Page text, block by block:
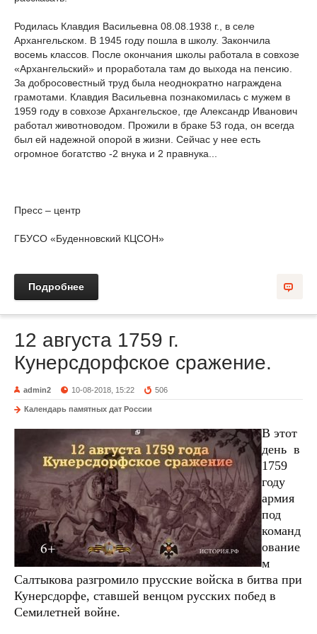
Родилась Клавдия Васильевна 08.08.1938 г., в селе
Архангельском. В 1945 году пошла в школу. Закончила
восемь классов. После окончания школы работала в совхозе
«Архангельский» и проработала там до выхода на пенсию.
За добросовестный труд была неоднократно награждена
грамотами. Клавдия Васильевна познакомилась с мужем в
1959 году в совхозе Архангельское, где Александр Иванович
работал животноводом. Прожили в браке 53 года, он всегда
был ей надежной опорой в жизни. Сейчас у нее есть
огромное богатство -2 внука и 2 правнука...
Пресс – центр
ГБУСО «Буденновский КЦСОН»
Подробнее
12 августа 1759 г.
Кунерсдорфское сражение.
admin2 10-08-2018, 15:22 506
Календарь памятных дат России
В этот
день в
1759
году
армия
под
команд
ование
м
Салтыкова разгромило прусские войска в битва при
Кунерсдорфе, ставшей венцом русских побед в
Семилетней войне.